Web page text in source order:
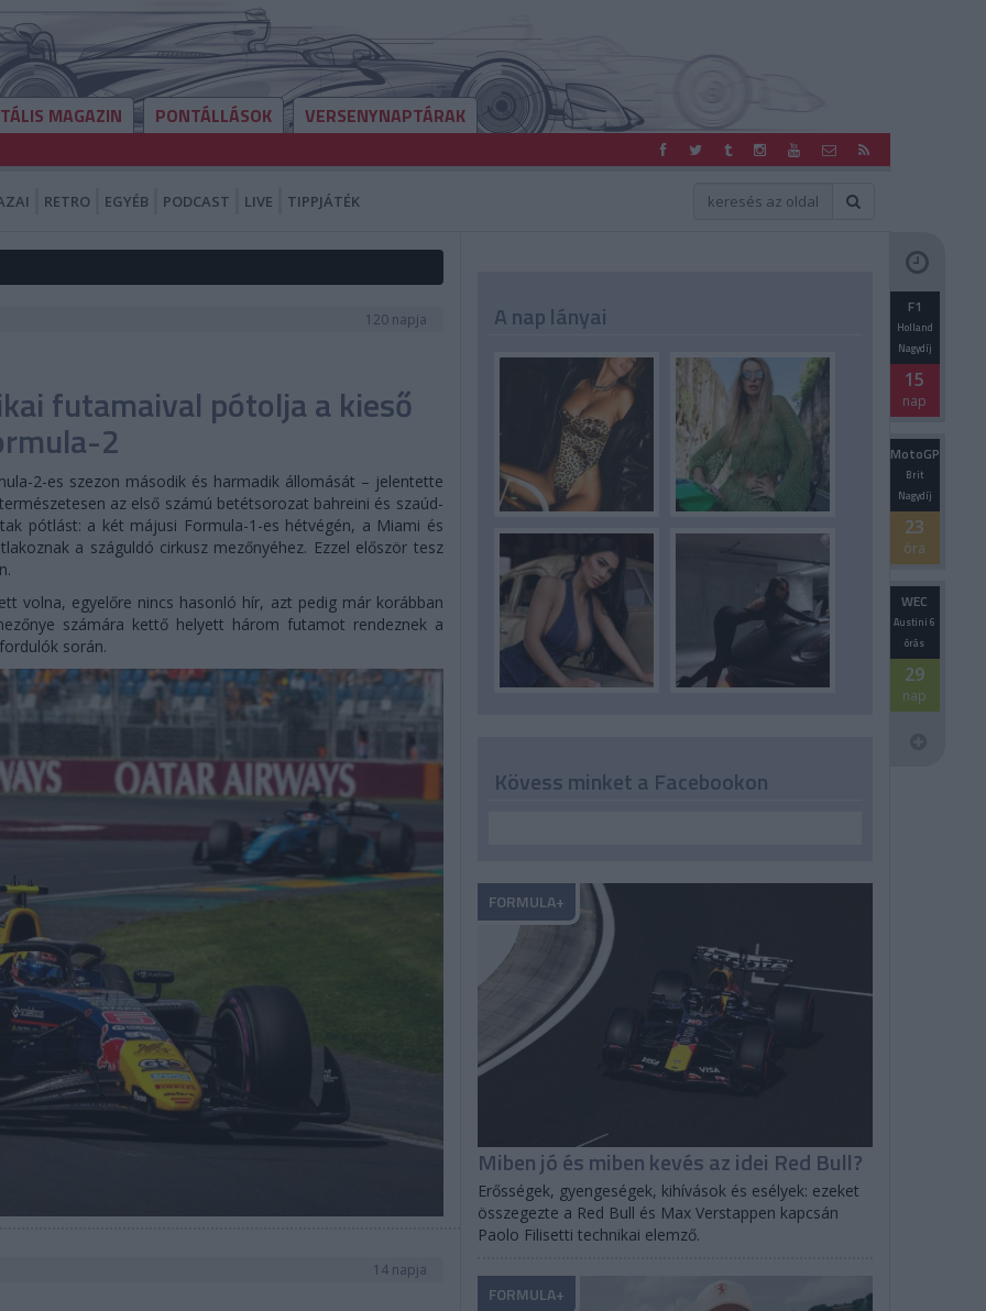
MAGAZIN PONTÁLLÁSOK VERSENYNAPTÁRAK
RETRO EGYÉB PODCAST LIVE TIPPJÁTÉK
120 napja
futamaival pótolja a kieső
2
2-es szezon második és harmadik állomását – jelentette
az első számú betétsorozat bahreini és szaúd-
pótlást: a két májusi Formula-1-es hétvégén, a Miami és
a száguldó cirkusz mezőnyéhez. Ezzel először tesz
volna, egyelőre nincs hasonló hír, azt pedig már korábban
számára kettő helyett három futamot rendeznek a
során.
14 napja
A nap lányai
Kövess minket a Facebookon
F1
Holland
Nagydíj
15
nap
MotoGP
Brit
Nagydíj
23
óra
WEC
Austini 6
órás
29
nap
Miben jó és miben kevés az idei Red Bull?
Erősségek, gyengeségek, kihívások és esélyek: ezeket
összegezte a Red Bull és Max Verstappen kapcsán
Paolo Filisetti technikai elemző.
FORMULA+
FORMULA+